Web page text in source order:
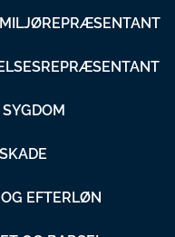
EFTERLØN